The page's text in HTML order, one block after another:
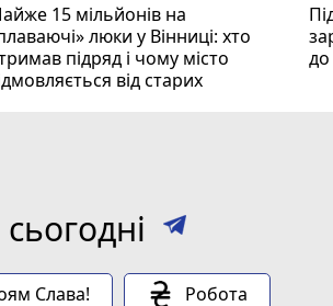
15 мільйонів на
люки у Вінниці: хто
підряд і чому місто
від старих
до
Слава! Робота